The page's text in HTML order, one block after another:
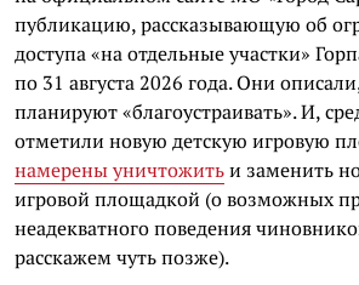
публикацию, рассказывающую об
доступа «на отдельные участки»
по 31 августа 2026 года. Они
планируют «благоустраивать». И,
отметили новую детскую игровую
намерены уничтожитьи заменить
игровой площадкой (о возможных
неадекватного поведения
расскажем чуть позже).